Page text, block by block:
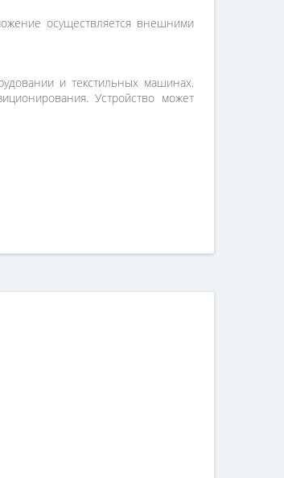
осуществляется внешними
и текстильных машинах.
Устройство может